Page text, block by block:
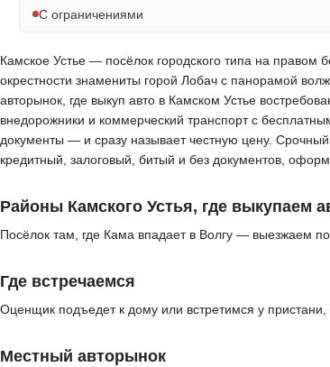
С ограничениями
Камское Устье — посёлок городского типа на правом
окрестности знамениты горой Лобач с панорамой
авторынок, где выкуп авто в Камском Устье
внедорожники и коммерческий транспорт с
документы — и сразу называет честную цену.
кредитный, залоговый, битый и без документов,
Районы Камского Устья, где выкупаем
Посёлок там, где Кама впадает в Волгу — выезжаем
Где встречаемся
Оценщик подъедет к дому или встретимся у
Местный авторынок